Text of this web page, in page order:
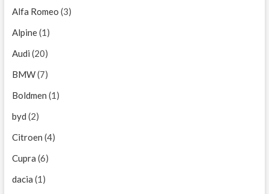
Alfa Romeo (3)
Alpine(1)
Audi (20)
BMW(7)
Boldmen (1)
byd (2)
Citroen (4)
Cupra (6)
dacia (1)